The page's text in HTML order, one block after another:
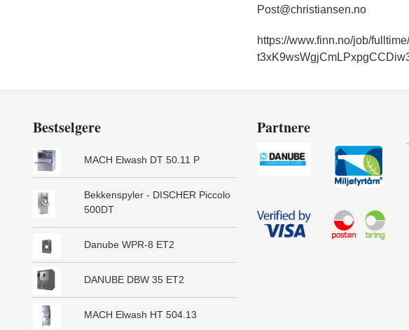
Post@christiansen.no
https://www.finn.no/job/
Bestselgere
MACH Elwash DT 50.11 P
Bekkenspyler - DISCHER Piccolo
500DT
Danube WPR-8 ET2
DANUBE DBW 35 ET2
MACH Elwash HT 504.13
Partnere